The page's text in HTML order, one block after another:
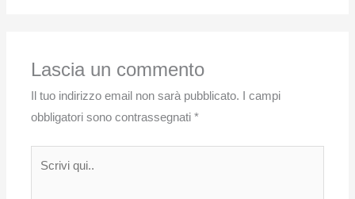
Lascia un commento
Il tuo indirizzo email non sarà pubblicato.
I campi
obbligatori sono contrassegnati*